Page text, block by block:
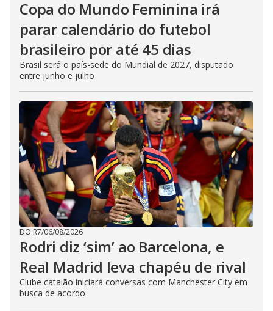
Copa do Mundo Feminina irá
parar calendário do futebol
brasileiro por até 45 dias
Brasil será o país-sede do Mundial de 2027, disputado
entre junho e julho
DO R7/06/08/2026
Rodri diz ‘sim’ ao Barcelona, e
Real Madrid leva chapéu de rival
Clube catalão iniciará conversas com Manchester City em
busca de acordo